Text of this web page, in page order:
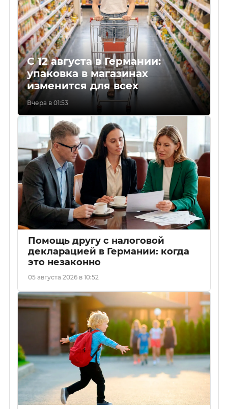
С 12 августа в Германии:
упаковка в магазинах
изменится для всех
Вчера в 01:53
Помощь другу с налоговой
декларацией в Германии: когда
это незаконно
05 августа 2026 в 10:52